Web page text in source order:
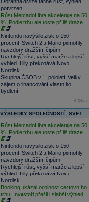
Obranná divize táhne růst, výhled
potvrzen
Růst MercadoLibre akceleruje na 50
%. Podle trhu ale roste příliš draze
Nintendo navýšilo zisk o 150
procent. Switch 2 a Mario pomohly
navzdory dražším čipům
Rychlejší růst, vyšší marže a lepší
výhled. Lilly překonává Novo
Nordisk
Skupina ČSOB v 1. pololetí: Velký
zájem o financování vlastního
bydlení
více...
VÝSLEDKY SPOLEČNOSTÍ - SVĚT
Růst MercadoLibre akceleruje na 50
%. Podle trhu ale roste příliš draze
Nintendo navýšilo zisk o 150
procent. Switch 2 a Mario pomohly
navzdory dražším čipům
Rychlejší růst, vyšší marže a lepší
výhled. Lilly překonává Novo
Nordisk
Booking ukázal odolnost cestovního
trhu. Investoři přešli i slabší výhled